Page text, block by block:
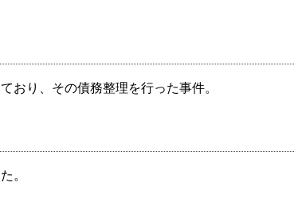
おり、その債務整理を行った事件。
。